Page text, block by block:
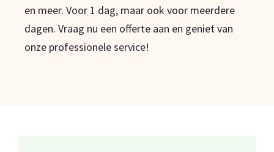
en meer. Voor 1 dag, maar ook voor meerdere
dagen. Vraag nu een offerte aan en geniet van
onze professionele service!